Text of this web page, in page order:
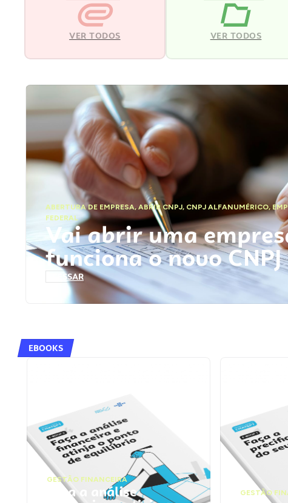
VER TODOS VER TODOS
ABERTURA DE EMPRESA,ABRIR CNPJ, CNPJ ALFANUMÉRICO,
FEDERAL
Vai abrir uma
funciona o novo
ACESSAR
EBOOKS
GESTÃO FINANCEIRA
Faça a análise GESTÃO